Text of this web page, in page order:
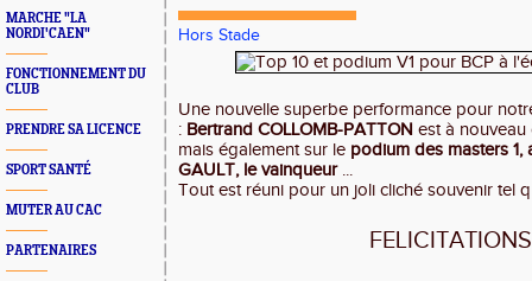
MARCHE "LA
NORDI'CAEN"
FONCTIONNEMENT DU
CLUB
PRENDRE SA LICENCE
SPORT SANTÉ
MUTER AU CAC
PARTENAIRES
Hors Stade
Une nouvelle superbe performance pour
: Bertrand COLLOMB-PATTON est à
mais également sur le podium des masters 1,
GAULT, le vainqueur...
Tout est réuni pour un joli cliché souvenir tel